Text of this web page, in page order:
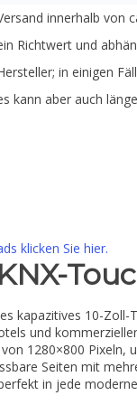
innerhalb von
Richtwert und
in einigen
kann aber auch
klicken Sie hier.
kapazitives 10-Zoll-
und
1280×800 Pixeln,
Seiten mit
in jede